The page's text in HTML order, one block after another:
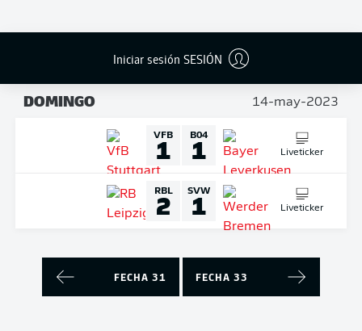
Iniciar sesión SESIÓN
5 2
DOMINGO 14-may-2023
VFB
1 B04
1 Liveticker
RBL
2 SVW
1 Liveticker
FECHA 31 FECHA 33